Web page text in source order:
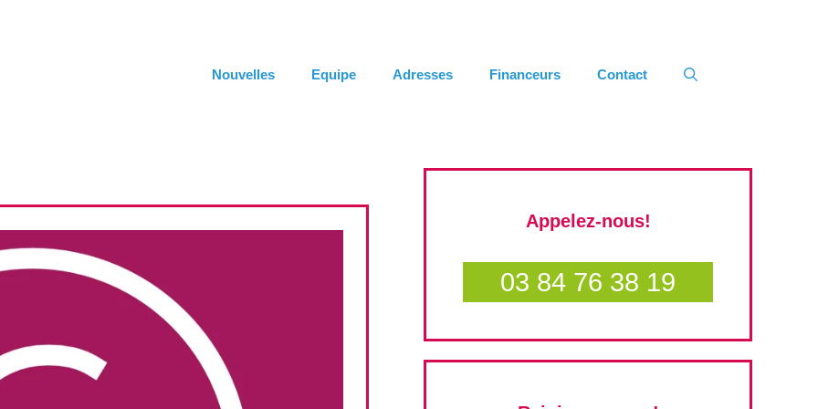
Nouvelles Equipe Adresses Financeurs Contact
Appelez-nous!
03 84 76 38 19